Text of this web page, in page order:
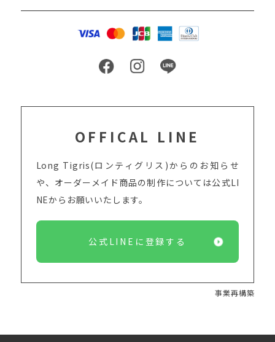
OFFICAL LINE
Long Tigris(ロンティグリス)からのお知らせ
や、オーダーメイド商品の制作については公式LI
NEからお願いいたします。
公式LINEに登録する
事業再構築